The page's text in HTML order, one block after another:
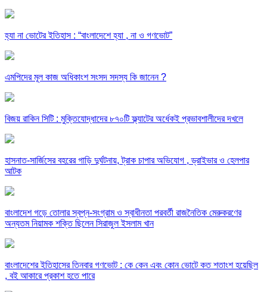
হ্যা না ভোটের ইতিহাস : “বাংলাদেশে হ্যা , না ও গণভোট”
এমপিদের মূল কাজ অধিকাংশ সংসদ সদস্য কি জানেন ?
বিজয় রাকিন সিটি : মুক্তিযোদ্ধাদের ৮৭০টি ফ্ল্যাটের অর্ধেকই প্রভাবশালীদের দখলে
হাসনাত-সার্জিসের বহরের গাড়ি দুর্ঘটনায়, ট্রাক চাপার অভিযোগ , ড্রাইভার ও হেলপার
আটক
বাংলাদেশ গড়ে তোলার স্বপ্ন-সংগ্রাম ও স্বাধীনতা পরবর্তী রাজনৈতিক মেরুকরণের
অন্যতম নিয়ামক শক্তি ছিলেন সিরাজুল ইসলাম খান
বাংলাদেশের ইতিহাসের তিনবার গণভোট : কে কেন এবং কোন ভোটে কত শতাংশ হয়েছিল
, বই আকারে প্রকাশ হতে পারে